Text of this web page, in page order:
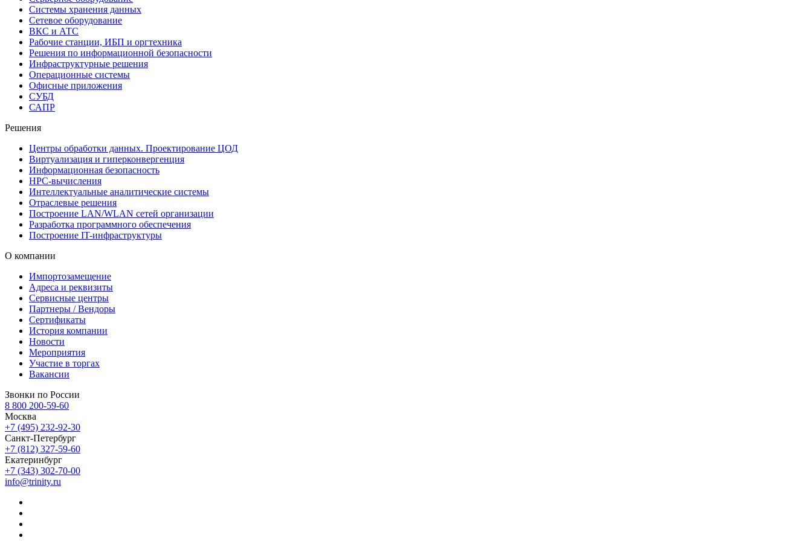
Системы хранения данных
Сетевое оборудование
ВКС и АТС
Рабочие станции, ИБП и оргтехника
Решения по информационной безопасности
Инфраструктурные решения
Операционные системы
Офисные приложения
СУБД
САПР
Решения
Центры обработки данных. Проектирование ЦОД
Виртуализация и гиперконвергенция
Информационная безопасность
HPC-вычисления
Интеллектуальные аналитические системы
Отраслевые решения
Построение LAN/WLAN сетей организации
Разработка программного обеспечения
Построение IT-инфраструктуры
О компании
Импортозамещение
Адреса и реквизиты
Сервисные центры
Партнеры / Вендоры
Сертификаты
История компании
Новости
Мероприятия
Участие в торгах
Вакансии
Звонки по России
8 800 200-59-60
Москва
+7 (495) 232-92-30
Санкт-Петербург
+7 (812) 327-59-60
Екатеринбург
+7 (343) 302-70-00
info@trinity.ru